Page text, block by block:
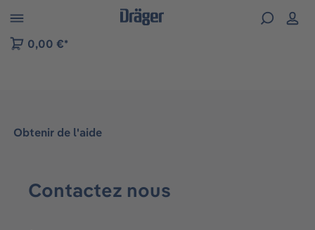
to B2B platform navigation
0,00 €*
Obtenir de l'aide
Contactez nous